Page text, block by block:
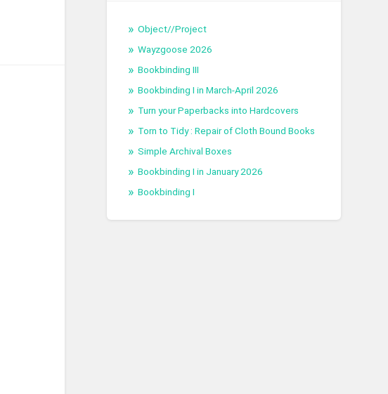
Object//Project
Wayzgoose 2026
Bookbinding III
Bookbinding I in March-April 2026
Turn your Paperbacks into Hardcovers
Torn to Tidy : Repair of Cloth Bound Books
Simple Archival Boxes
Bookbinding I in January 2026
Bookbinding I